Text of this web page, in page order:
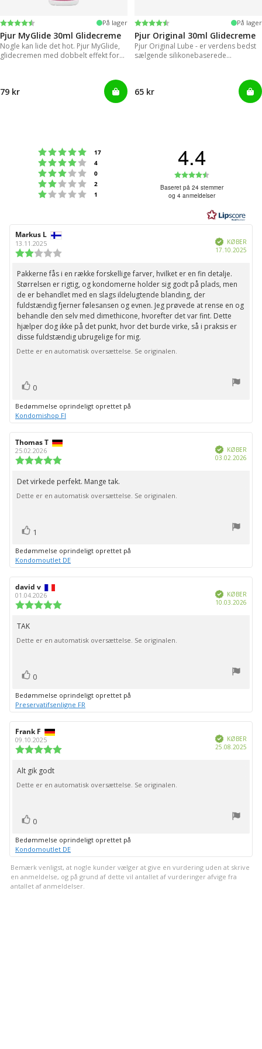
Vurdering:
4.2 ud af 5 stjerner På lager
Pjur MyGlide 30ml Glidecreme
Nogle kan lide det hot. Pjur MyGlide,
glidecremen med dobbelt effekt for
79 kr
Vurdering:
4.2 ud af 5 stjerner På lager
Pjur Original 30ml Glidecreme
Pjur Original Lube - er verdens bedst
sælgende silikonebaserede
65 kr
Vurdering:5 ud af 5 stjerner
17
Vurdering:4 ud af 5 stjerner
4
Vurdering:3 ud af 5 stjerner
0
Vurdering:2 ud af 5 stjerner
2
Vurdering:1 ud af 5 stjerner
1
4.4
ud
af
5
Baseret på 24 stemmer
og 4 anmeldelser
Forfatter
af
bedømmelsen:
Markus L
13.11.2025
ud
af
5
stjerner
Verificeret
KØBER
17.10.2025
Tekst
til
bedømmelsen:
Pakkerne fås i en række forskellige farver, hvilket er en fin detalje.
Størrelsen er rigtig, og kondomerne holder sig godt på plads, men
de er behandlet med en slags ildelugtende blanding, der
fuldstændig fjerner følesansen og evnen. Jeg prøvede at rense en og
behandle den selv med dimethicone, hvorefter det var fint. Dette
hjælper dog ikke på det punkt, hvor det burde virke, så i praksis er
disse fuldstændig ubrugelige for mig.
Dette er en automatisk oversættelse. Se originalen.
Stem
op
0
Bedømmelse oprindeligt oprettet på
Kondomishop FI
Forfatter
af
bedømmelsen:
Thomas T
25.02.2026
ud
af
5
Verificeret
KØBER
03.02.2026
Tekst
til
Det virkede perfekt. Mange tak.
Dette er en automatisk oversættelse. Se originalen.
Stem
op
1
Bedømmelse oprindeligt oprettet på
Kondomoutlet DE
Forfatter
af
bedømmelsen:
david v
01.04.2026
5
Verificeret
KØBER
10.03.2026
Tekst
til
TAK
Dette er en automatisk oversættelse. Se originalen.
Stem
op
0
Bedømmelse oprindeligt oprettet på
Preservatifsenligne FR
Forfatter
af
bedømmelsen:
Frank F
09.10.2025
5
Verificeret
KØBER
25.08.2025
Tekst
til
Alt gik godt
Dette er en automatisk oversættelse. Se originalen.
Stem
op
0
Bedømmelse oprindeligt oprettet på
Kondomoutlet DE
Bemærk venligst, at nogle kunder vælger at give en vurdering uden at skrive
en anmeldelse, og på grund af dette vil antallet af vurderinger afvige fra
antallet af anmeldelser.